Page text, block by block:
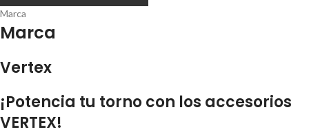
Marca
Marca
Vertex
¡Potencia tu torno con los accesorios
VERTEX!